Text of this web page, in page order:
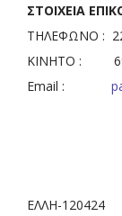
ΣΤΟΙΧΕΙΑ
ΤΗΛΕΦΩΝΟ :
ΚΙΝΗΤΟ :
Email :
ΕΛΛΗ-120424